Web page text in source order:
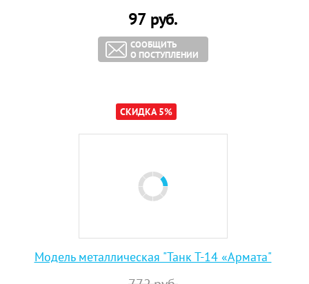
97руб.
СООБЩИТЬ
О ПОСТУПЛЕНИИ
СКИДКА 5%
Модель металлическая "Танк Т-14 «Армата"